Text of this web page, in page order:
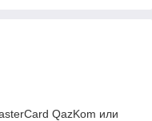
QazKom или